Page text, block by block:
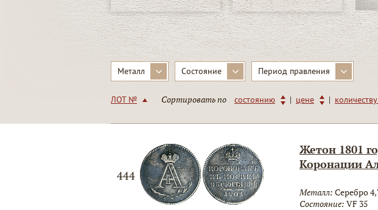
Металл Состояние Период правления
ЛОТ № Сортировать по состоянию | цене |
444
Жетон 1801
Коронации
Металл: Серебро
Состояние: VF 35